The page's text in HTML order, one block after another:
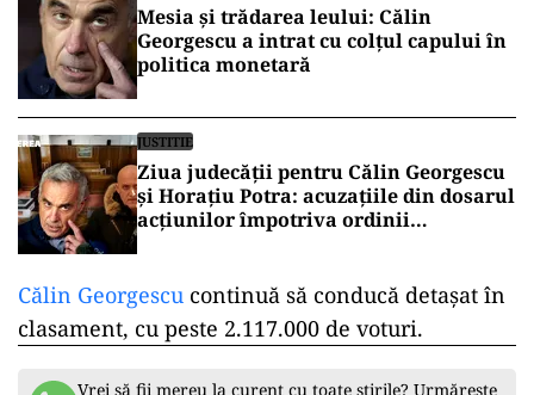
Mesia și trădarea leului: Călin
Georgescu a intrat cu colțul capului în
politica monetară
JUSTITIE
Ziua judecății pentru Călin Georgescu
și Horațiu Potra: acuzațiile din dosarul
acțiunilor împotriva ordinii
Călin Georgescu continuă să conducă detașat în
clasament, cu peste 2.117.000 de voturi.
Vrei să fii mereu la curent cu toate știrile? Urmărește